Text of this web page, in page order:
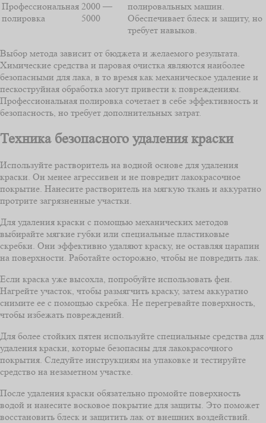
Профессиональная
полировка
2000 —
5000
полировальных машин.
Обеспечивает блеск и защиту, но
требует навыков.
Выбор метода зависит от бюджета и желаемого результата.
Химические средства и паровая очистка являются наиболее
безопасными для лака, в то время как механическое удаление и
пескоструйная обработка могут привести к повреждениям.
Профессиональная полировка сочетает в себе эффективность и
безопасность, но требует дополнительных затрат.
Техника безопасного удаления краски
Используйте растворитель на водной основе для удаления
краски. Он менее агрессивен и не повредит лакокрасочное
покрытие. Нанесите растворитель на мягкую ткань и аккуратно
протрите загрязненные участки.
Для удаления краски с помощью механических методов
выбирайте мягкие губки или специальные пластиковые
скребки. Они эффективно удаляют краску, не оставляя царапин
на поверхности. Работайте осторожно, чтобы не повредить лак.
Если краска уже высохла, попробуйте использовать фен.
Нагрейте участок, чтобы размягчить краску, затем аккуратно
снимите ее с помощью скребка. Не перегревайте поверхность,
чтобы избежать повреждений.
Для более стойких пятен используйте специальные средства для
удаления краски, которые безопасны для лакокрасочного
покрытия. Следуйте инструкциям на упаковке и тестируйте
средство на незаметном участке.
После удаления краски обязательно промойте поверхность
водой и нанесите восковое покрытие для защиты. Это поможет
восстановить блеск и защитить лак от внешних воздействий.